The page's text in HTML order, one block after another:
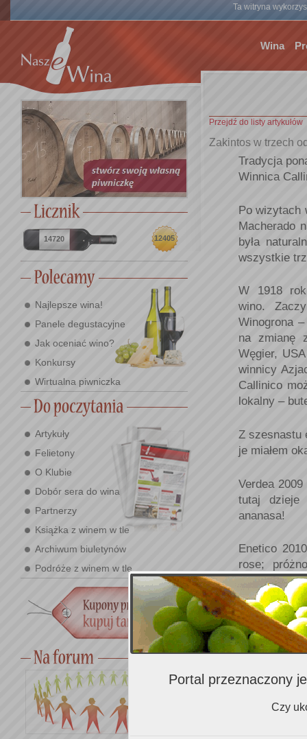
Ta witryna
Wina
14720 12405
Najlepsze wina!
Panele degustacyjne
Jak oceniać wino?
Konkursy
Wirtualna piwniczka
Artykuły
Felietony
O Klubie
Dobór sera do wina
Partnerzy
Książka z winem w tle
Archiwum biuletynów
Podróże z winem w tle
Przejdź do listy artykułów
Zakintos w trzech
Tradycja
Winnica
Po wizytach
Macherado
była
wszystkie
W 1918
wino.
Winogrona
na zmianę
Węgier,
winnicy
Callinico
lokalny –
Z szesnastu
je miałem
Verdea
tutaj dzieje
ananasa!
Enetico
rose;
natomiast
Cava (ale
dość proste
„house wine”.
Angelo
Syrahem;
Portal przeznaczony
Czy